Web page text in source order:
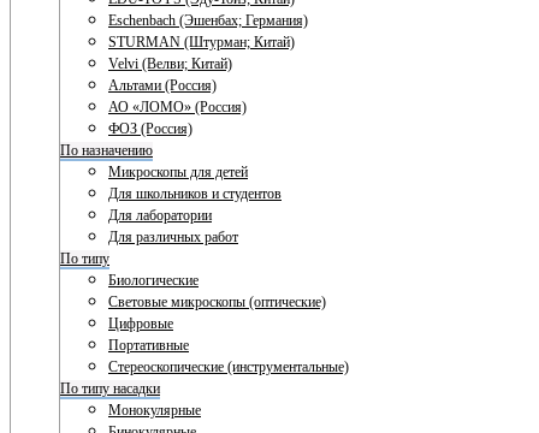
Eschenbach (Эшенбах; Германия)
STURMAN (Штурман; Китай)
Velvi (Велви; Китай)
Альтами (Россия)
АО «ЛОМО» (Россия)
ФОЗ (Россия)
По назначению
Микроскопы для детей
Для школьников и студентов
Для лаборатории
Для различных работ
По типу
Биологические
Световые микроскопы (оптические)
Цифровые
Портативные
Стереоскопические (инструментальные)
По типу насадки
Монокулярные